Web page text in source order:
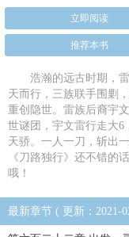
立即阅读
推荐本书
浩瀚的远古时期，
天而行，三族联手围剿
重创隐世。雷族后裔宇
世谜团，宇文雷行走大
天骄。一人一刀，斩出
《刀路独行》还不错的
哦！
最新章节 ( 更新：2021-